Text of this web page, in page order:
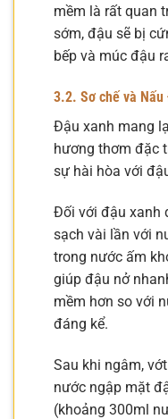
mềm là rất quan
sớm, đậu sẽ bị
bếp và múc đậu
3.2. Sơ chế và
Đậu xanh mang
hương thơm đặc
sự hài hòa với
Đối với đậu xanh
sạch vài lần với
trong nước ấm
giúp đậu nở
mềm hơn so với
đáng kể.
Sau khi ngâm,
nước ngập mặt
(khoảng 300ml